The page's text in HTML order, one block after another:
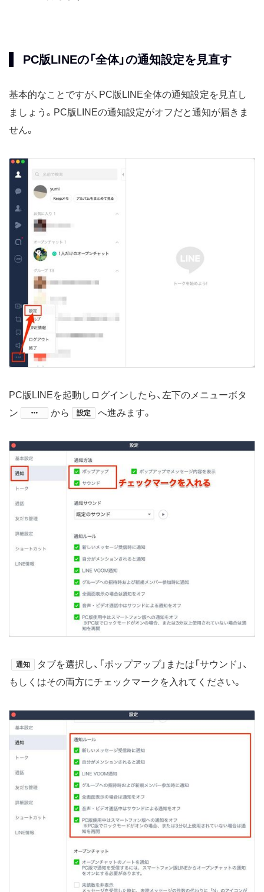
PC版LINEの「全体」の通知設定を見直す
基本的なことですが、PC版LINE全体の通知設定を見直し
ましょう。PC版LINEの通知設定がオフだと通知が届きま
せん。
PC版LINEを起動しログインしたら、左下のメニューボタ
ン
​から 設定 へ進みます。
通知
タブを選択し、「ポップアップ」または「サウンド」、
もしくはその両方にチェックマークを入れてください。